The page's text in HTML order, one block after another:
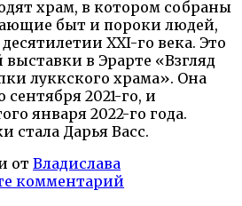
храм, в котором собраны
быт и пороки людей,
XXI-го века. Это
в Эрарте «Взгляд
луккского храма». Она
сентября 2021-го, и
января 2022-го года.
стала Дарья Васс.
от Владислава
комментарий